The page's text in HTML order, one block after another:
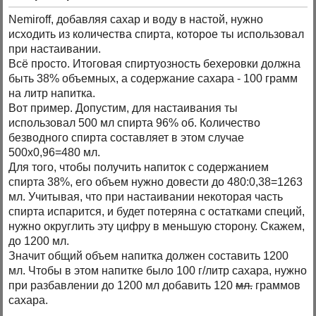
Nemiroff, добавляя сахар и воду в настой, нужно
исходить из количества спирта, которое ты использовал
при настаивании.
Всё просто. Итоговая спиртуозность бехеровки должна
быть 38% объемных, а содержание сахара - 100 грамм
на литр напитка.
Вот пример. Допустим, для настаивания ты
использовал 500 мл спирта 96% об. Количество
безводного спирта составляет в этом случае
500х0,96=480 мл.
Для того, чтобы получить напиток с содержанием
спирта 38%, его объем нужно довести до 480:0,38=1263
мл. Учитывая, что при настаивании некоторая часть
спирта испарится, и будет потеряна с остатками специй,
нужно округлить эту цифру в меньшую сторону. Скажем,
до 1200 мл.
Значит общий объем напитка должен составить 1200
мл. Чтобы в этом напитке было 100 г/литр сахара, нужно
при разбавлении до 1200 мл добавить 120мл. граммов
сахара.